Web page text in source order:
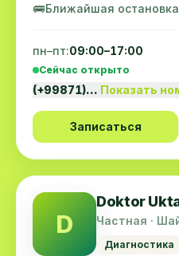
🚌Ближайшая остановка
пн–пт:09:00–17:00
Сейчас открыто
(+99871)… Показать
Записаться
D
Doktor
Частная ·
Диагностика